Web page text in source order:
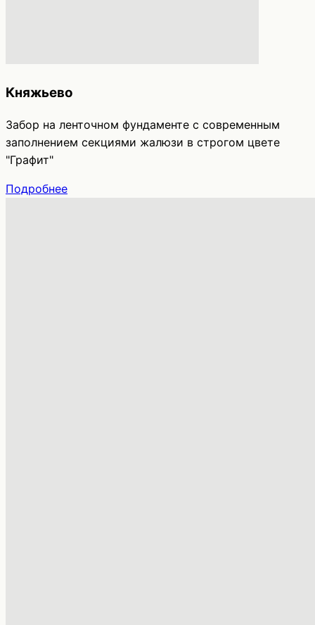
Княжьево
Забор на ленточном фундаменте с современным
заполнением секциями жалюзи в строгом цвете
"Графит"
Подробнее